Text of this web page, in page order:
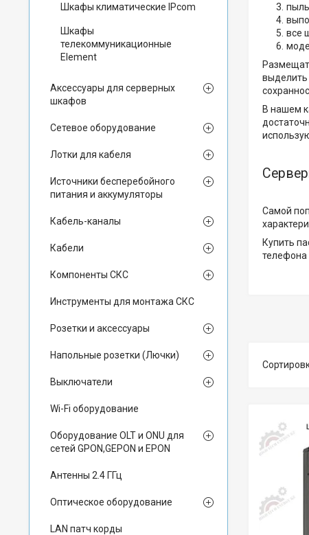
все
выделить
В нашем
Самой
Купить
телефона
Шкафы климатические IPcom
Шкафы
телекоммуникационные
Element
Аксессуары для серверных
шкафов
Сетевое оборудование
Лотки для кабеля
Источники бесперебойного
питания и аккумуляторы
Кабель-каналы
Кабели
Компоненты СКС
Инструменты для монтажа СКС
Розетки и аксессуары
Напольные розетки (Лючки)
Выключатели
Wi-Fi оборудование
Оборудование OLT и ONU для
сетей GPON,GEPON и EPON
Антенны 2.4 ГГц
Оптическое оборудование
LAN патч корды